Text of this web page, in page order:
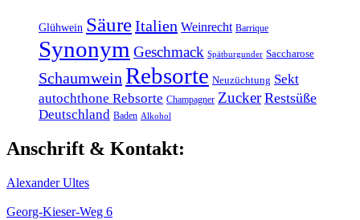
Glühwein SäureItalien Weinrecht Barrique
Synonym Geschmack Spätburgunder Saccharose
Schaumwein Rebsorte Neuzüchtung Sekt
autochthone Rebsorte Champagner Zucker Restsüße
Deutschland Baden Alkohol
Anschrift & Kontakt:
Alexander Ultes
Georg-Kieser-Weg 6